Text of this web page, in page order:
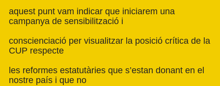
aquest punt vam indicar que iniciarem una
campanya de sensibilització i
conscienciació per visualitzar la posició crítica de la
CUP respecte
les reformes estatutàries que s’estan donant en el
nostre país i que no